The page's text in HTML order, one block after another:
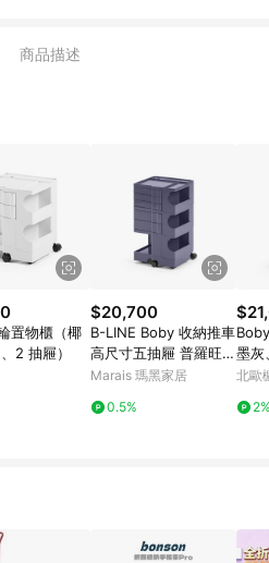
才具點數回饋資格。 2. 使用以
之網站購買之商品不具贈點
及購物車標示為準。 7. 點數紅
為準。
商品描述
置物櫃（椰
2 抽屜）
$20,700
B-LINE Boby 收納推車
高尺寸五抽屜 普羅旺斯
紫
Marais 瑪黑家居
0.5%
墨灰
北歐